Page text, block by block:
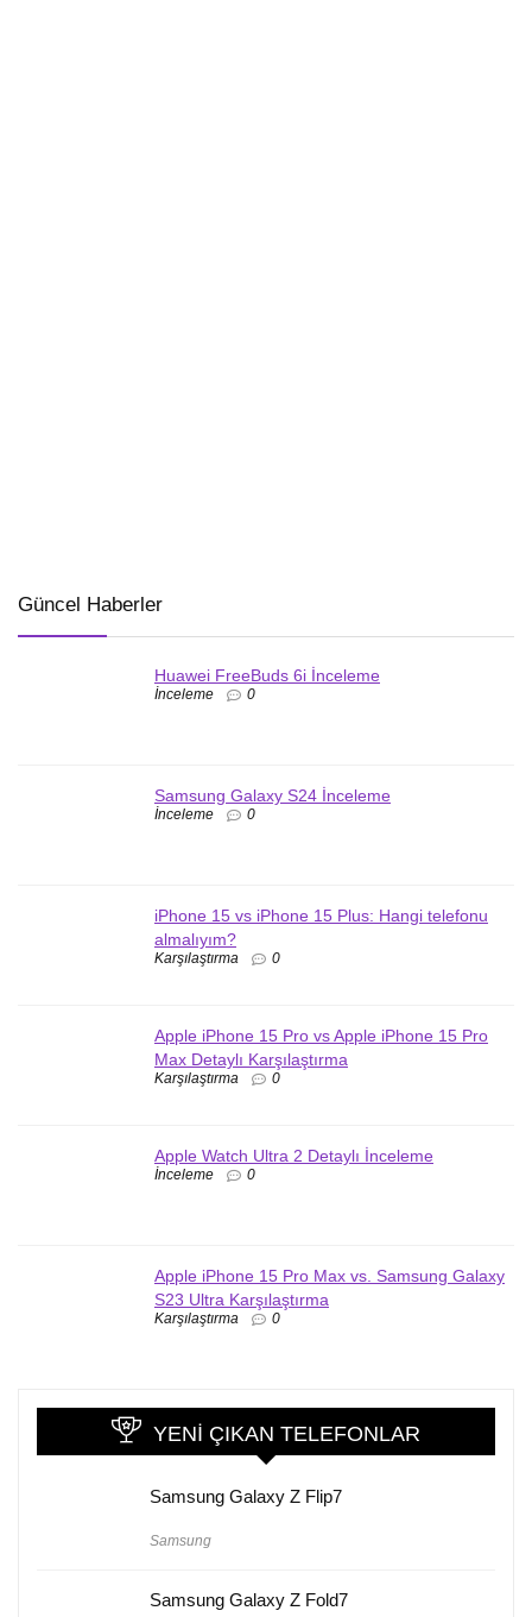
Güncel Haberler
Huawei FreeBuds 6i İnceleme
İnceleme 0
Samsung Galaxy S24 İnceleme
İnceleme 0
iPhone 15 vs iPhone 15 Plus: Hangi telefonu
almalıyım?
Karşılaştırma 0
Apple iPhone 15 Pro vs Apple iPhone 15 Pro
Max Detaylı Karşılaştırma
Karşılaştırma 0
Apple Watch Ultra 2 Detaylı İnceleme
İnceleme 0
Apple iPhone 15 Pro Max vs. Samsung Galaxy
S23 Ultra Karşılaştırma
Karşılaştırma 0
YENI ÇIKAN TELEFONLAR
Samsung Galaxy Z Flip7
Samsung
Samsung Galaxy Z Fold7